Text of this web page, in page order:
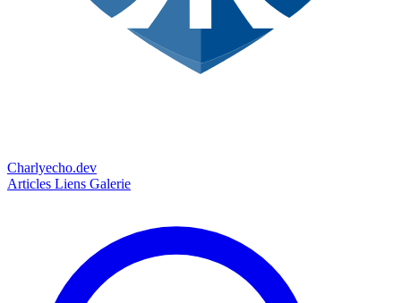
Charlyecho.dev
Articles Liens Galerie